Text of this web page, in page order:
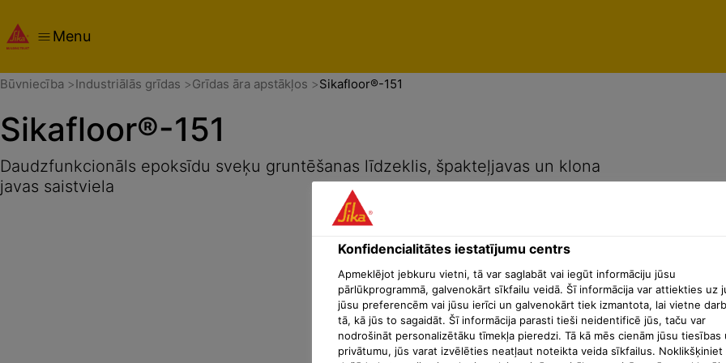
Menu
Būvniecība Industriālās grīdas Grīdas āra apstākļos Sikafloor®-151
Sikafloor®-151
Daudzfunkcionāls epoksīdu sveķu gruntēšanas līdzeklis, špakteļjavas un klona
javas saistviela
Konfidencialitātes iestatījumu centrs
Apmeklējot jebkuru vietni, tā var saglabāt vai iegūt informāciju jūsu
pārlūkprogrammā, galvenokārt sīkfailu veidā. Šī informācija var attiekties uz
jūsu preferencēm vai jūsu ierīci un galvenokārt tiek izmantota, lai vietne
tā, kā jūs to sagaidāt. Šī informācija parasti tieši neidentificē jūs, taču var
nodrošināt personalizētāku tīmekļa pieredzi. Tā kā mēs cienām jūsu tiesības
privātumu, jūs varat izvēlēties neatļaut noteikta veida sīkfailus. Noklikšķiniet
PārskatsProdukta detaļasIzmantošanas veidsDokumentiKonfidencialitātes iestatījumu centrs